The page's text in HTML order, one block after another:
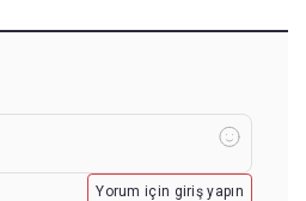
Yorum için giriş yapın